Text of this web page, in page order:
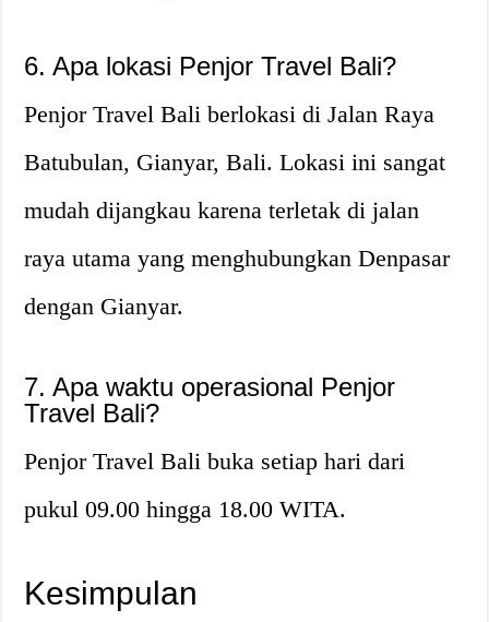
6. Apa lokasi Penjor Travel Bali?
Penjor Travel Bali berlokasi di Jalan Raya
Batubulan, Gianyar, Bali. Lokasi ini sangat
mudah dijangkau karena terletak di jalan
raya utama yang menghubungkan Denpasar
dengan Gianyar.
7. Apa waktu operasional Penjor
Travel Bali?
Penjor Travel Bali buka setiap hari dari
pukul 09.00 hingga 18.00 WITA.
Kesimpulan